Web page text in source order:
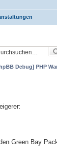
Debug] PHP
Green Bay